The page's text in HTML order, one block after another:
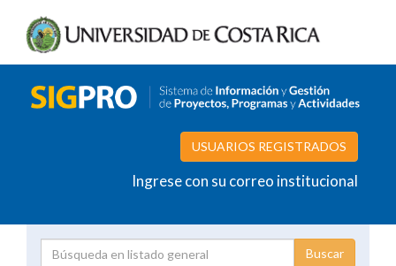
USUARIOS REGISTRADOS
Ingrese con su correo institucional